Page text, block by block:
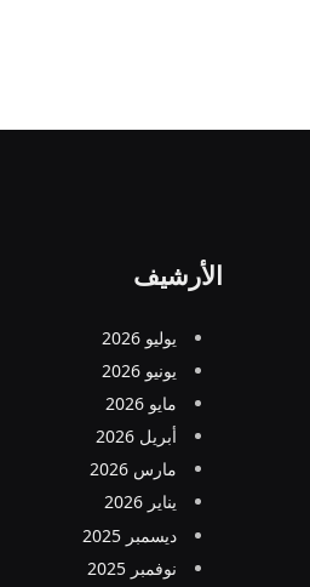
الأرشيف
يوليو 2026
يونيو 2026
مايو 2026
أبريل 2026
مارس 2026
يناير 2026
ديسمبر 2025
نوفمبر 2025